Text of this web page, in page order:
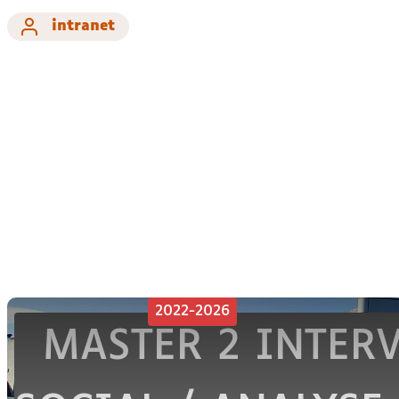
intranet
2022-2026
MASTER 2